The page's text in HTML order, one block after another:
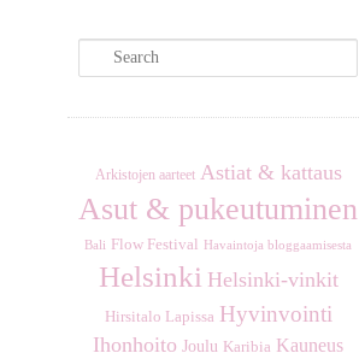
e
Arkistojen aarteet Astiat & kattaus
Asut & pukeutuminen
Bali Flow Festival Havaintoja bloggaamisesta
Helsinki Helsinki-vinkit
Hirsitalo Lapissa Hyvinvointi
Ihonhoito Joulu Karibia Kauneus